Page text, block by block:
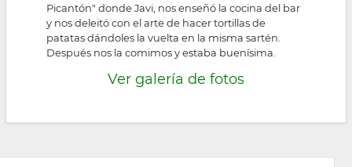
Picantón" donde Javi, nos enseñó la cocina del bar
y nos deleitó con el arte de hacer tortillas de
patatas dándoles la vuelta en la misma sartén.
Después nos la comimos y estaba buenísima.
Ver galería de fotos